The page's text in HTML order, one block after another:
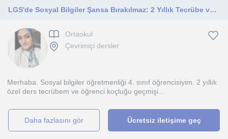
LGS'de Sosyal Bilgiler Şansa Bırakılmaz: 2 Yıllık Tecrübe ve Öğrenci Koçluğu Desteğiyle Başarıya!
Ortaokul
Çevrimiçi dersler
Merhaba. Sosyal bilgiler öğretmenliği 4. sınıf öğrencisiyim. 2 yıllık
özel ders tecrübem ve öğrenci koçluğu geçmişi...
daha fazlasını gör Ücretsiz iletişime geç